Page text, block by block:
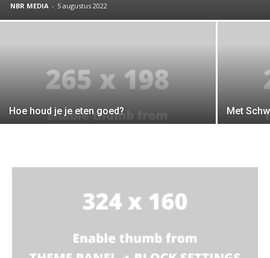
NBR MEDIA - 5 augustus 2022
Hoe houd je je eten goed? Met